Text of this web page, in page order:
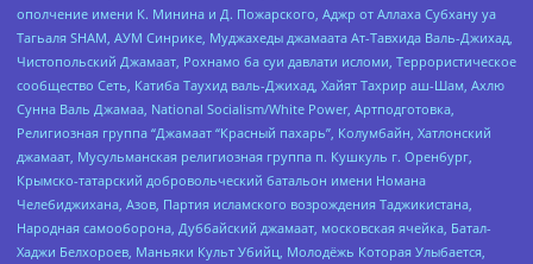
ополчение имени К. Минина и Д. Пожарского, Аджр от Аллаха Субхану уа
Тагьаля SHAM, АУМ Синрике, Муджахеды джамаата Ат-Тавхида Валь-Джихад,
Чистопольский Джамаат, Рохнамо ба суи давлати исломи, Террористическое
сообщество Сеть, Катиба Таухид валь-Джихад, Хайят Тахрир аш-Шам, Ахлю
Сунна Валь Джамаа, National Socialism/White Power, Артподготовка,
Религиозная группа “Джамаат “Красный пахарь”, Колумбайн, Хатлонский
джамаат, Мусульманская религиозная группа п. Кушкуль г. Оренбург,
Крымско-татарский добровольческий батальон имени Номана
Челебиджихана, Азов, Партия исламского возрождения Таджикистана,
Народная самооборона, Дуббайский джамаат, московская ячейка, Батал-
Хаджи Белхороев, Маньяки Культ Убийц, Молодёжь Которая Улыбается,